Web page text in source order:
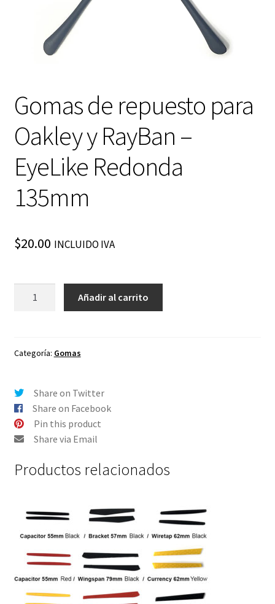
Gomas de repuesto para
Oakley y RayBan –
EyeLike Redonda
135mm
$20.00 INCLUIDO IVA
Oakley
-
EyeLike
Redonda
135mm
Añadir al carrito
Categoría: Gomas
Share on Twitter
Share on Facebook
Pin this product
Share via Email
Productos relacionados